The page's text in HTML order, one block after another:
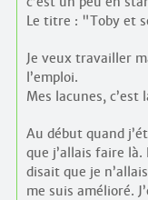
Le titre : "Toby et
Je veux travailler
l’emploi.
Mes lacunes, c’est
Au début quand
que j’allais faire
disait que je
me suis amélioré.